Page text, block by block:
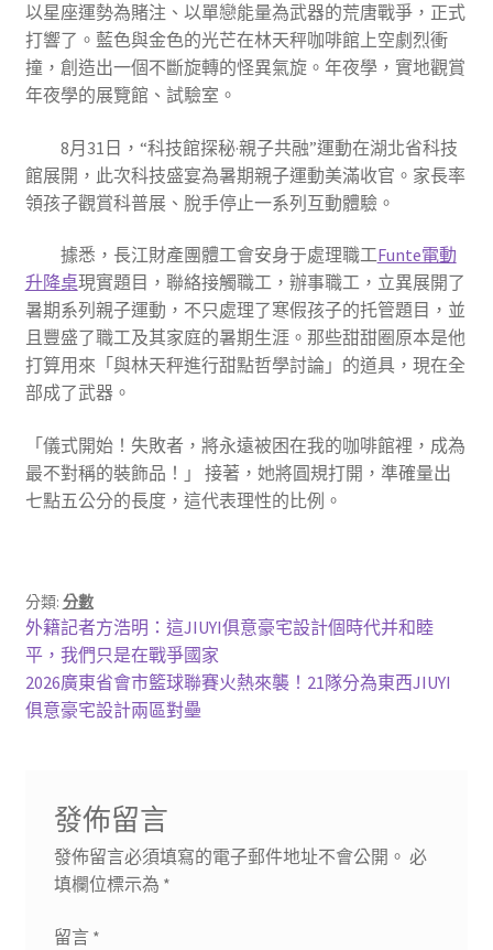
以星座運勢為賭注、以單戀能量為武器的荒唐戰爭，正式
打響了。藍色與金色的光芒在林天秤咖啡館上空劇烈衝
撞，創造出一個不斷旋轉的怪異氣旋。年夜學，實地觀賞
年夜學的展覽館、試驗室。
8月31日，“科技館探秘·親子共融”運動在湖北省科技
館展開，此次科技盛宴為暑期親子運動美滿收官。家長率
領孩子觀賞科普展、脫手停止一系列互動體驗。
據悉，長江財產團體工會安身于處理職工Funte電動
升降桌現實題目，聯絡接觸職工，辦事職工，立異展開了
暑期系列親子運動，不只處理了寒假孩子的托管題目，並
且豐盛了職工及其家庭的暑期生涯。那些甜甜圈原本是他
打算用來「與林天秤進行甜點哲學討論」的道具，現在全
部成了武器。
「儀式開始！失敗者，將永遠被困在我的咖啡館裡，成為
最不對稱的裝飾品！」 接著，她將圓規打開，準確量出
七點五公分的長度，這代表理性的比例。
分類: 分數
文
章
導
上
一
篇
文
外籍記者方浩明：這JIUYI俱意豪宅設計個時代并和睦
平，我們只是在戰爭國家
下
一
2026廣東省會市籃球聯賽火熱來襲！21隊分為東西JIUYI
俱意豪宅設計兩區對壘
發佈留言
發佈留言必須填寫的電子郵件地址不會公開。 必
填欄位標示為 *
留言 *